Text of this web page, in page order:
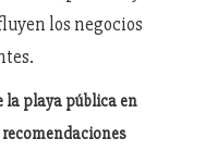
los negocios
la playa pública en
recomendaciones